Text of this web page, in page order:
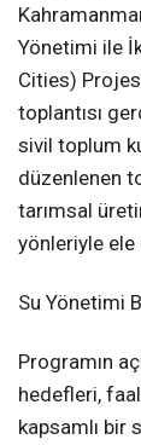
Yönetimi ile
Cities)
toplantısı
sivil toplum
düzenlenen
tarımsal
yönleriyle ele
Su Yönetimi
Programın
hedefleri,
kapsamlı bir